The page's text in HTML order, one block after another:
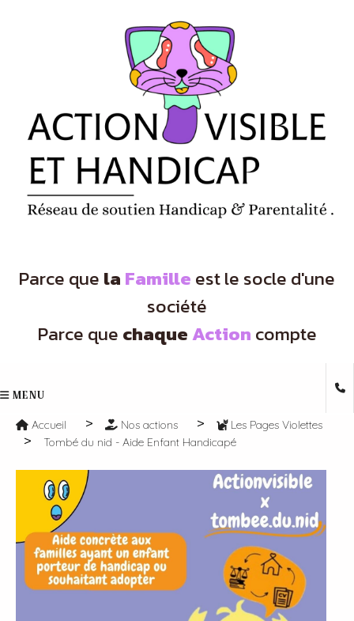
Parce que la Famille est le socle d'une
société
Parce que chaqueAction compte
MENU
Accueil Nos actions
Les Pages Violettes
Tombé du nid - Aide Enfant Handicapé